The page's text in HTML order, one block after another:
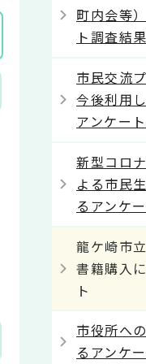
町内会等
ト調査結果
市民交流
今後利用
アンケート
新型コロ
よる市民
るアンケ
龍ケ崎市
書籍購入
ト
市役所へ
るアンケ